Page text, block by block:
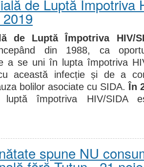
de Luptă Împotriva
de Luptă Împotriva HIV/
din 1988, ca
a se uni în lupta împotriva
această infecție și de a
bolilor asociate cu SIDA. În
luptă împotriva HIV/SIDA
spune NU